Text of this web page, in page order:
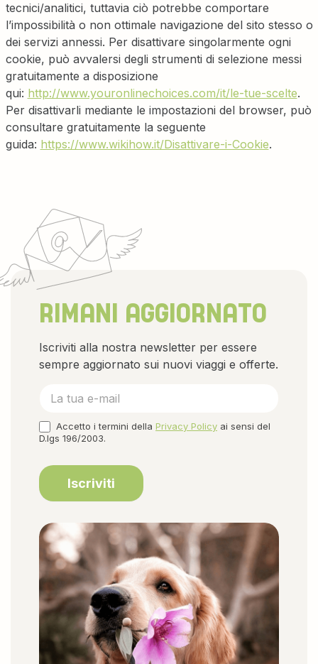
tecnici/analitici, tuttavia ciò potrebbe comportare
l’impossibilità o non ottimale navigazione del sito stesso o
dei servizi annessi. Per disattivare singolarmente ogni
cookie, può avvalersi degli strumenti di selezione messi
gratuitamente a disposizione
qui: http://www.youronlinechoices.com/it/le-tue-scelte.
Per disattivarli mediante le impostazioni del browser, può
consultare gratuitamente la seguente
guida: https://www.wikihow.it/Disattivare-i-Cookie.
RIMANI AGGIORNATO
Iscriviti alla nostra newsletter per essere
sempre aggiornato sui nuovi viaggi e offerte.
Accetto i termini della Privacy Policy ai sensi del
D.lgs 196/2003.
Iscriviti